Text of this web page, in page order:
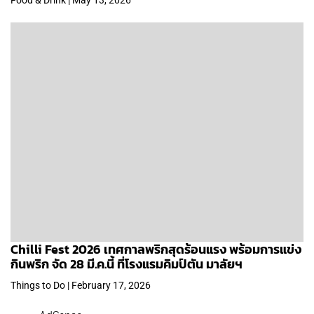
Chilli Fest 2026 เทศกาลพริกสุดร้อนแรง พร้อมการแข่ง
กินพริก จัด 28 มี.ค.นี้ ที่โรงแรมคิมป์ตัน มาลัยฯ
Things to Do | February 17, 2026